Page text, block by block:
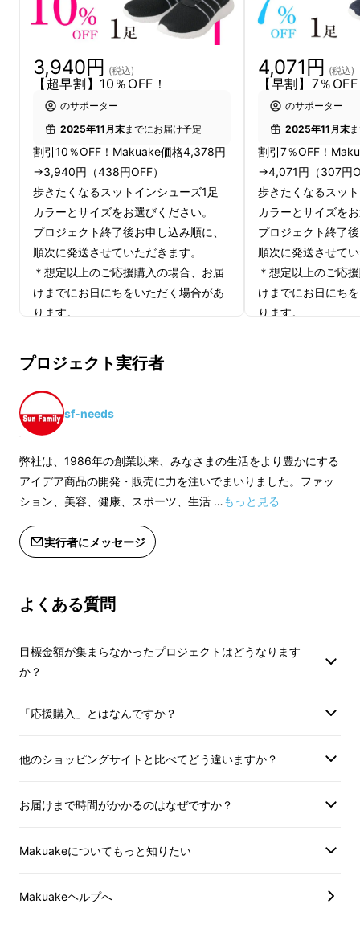
煩わしさを解決する新しい靴。
立ったまま“スッ”と足を入れるだけでOK。忙
しい朝や、買い物帰り、荷物で手がふさがった
「もっと気軽に靴を履きたい」
スットインシューズ」です。
イズの片足重量
地も快適。
リーシューズです。
3,940円 (税込)
【超早割】10％OFF！
のサポーター
2025年11月末までにお届け予定
割引10％OFF！Makuake価格4,378円
→3,940円（438円OFF）
歩きたくなるスットインシューズ1足
カラーとサイズをお選びください。
プロジェクト終了後お申し込み順に、
順次に発送させていただきます。
＊想定以上のご応援購入の場合、お届
けまでにお日にちをいただく場合があ
ります。
もございます。ご了承ください。
＊皆様の応援購入により、量産効率が
向上した場合、正規販売価格が販売予
定価格より下がる可能性もございま
す。
*適格請求書発行事業者登録番号：あり
（適格請求書発行事業者登録番号の記
載のあるインボイスが必要な場合は、
お問合せください）
4,071円 (税込)
【早割】7％
のサポーター
2025年11月末
割引7％OFF！
→4,071円（307円
歩きたくなるスッ
カラーとサイズを
プロジェクト終了
順次に発送させて
＊想定以上のご応
けまでにお日にち
ります。
*適格請求書発行
プロジェクト実行者
sf-needs
弊社は、1986年の創業以来、みなさまの生活をより豊かにする
アイデア商品の開発・販売に力を注いでまいりました。ファッ
ション、美容、健康、スポーツ、生活 …もっと見る
実行者にメッセージ
よくある質問
目標金額が集まらなかったプロジェクトはどうなります
か？
「応援購入」とはなんですか？
他のショッピングサイトと比べてどう違いますか？
お届けまで時間がかかるのはなぜですか？
Makuakeについてもっと知りたい
Makuakeヘルプへ